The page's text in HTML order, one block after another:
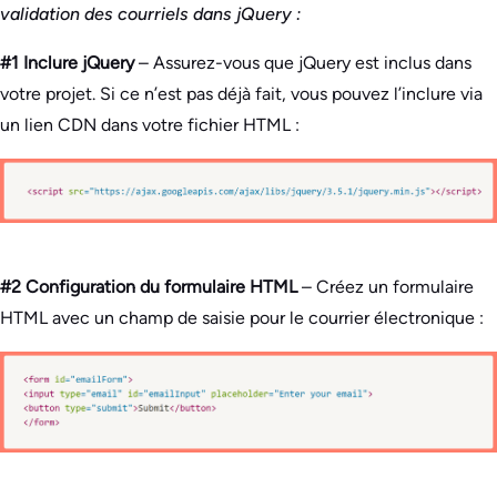
validation des courriels dans jQuery :
#1 Inclure jQuery– Assurez-vous que jQuery est inclus dans
votre projet. Si ce n’est pas déjà fait, vous pouvez l’inclure via
un lien CDN dans votre fichier HTML :
#2 Configuration du formulaire HTML– Créez un formulaire
HTML avec un champ de saisie pour le courrier électronique :